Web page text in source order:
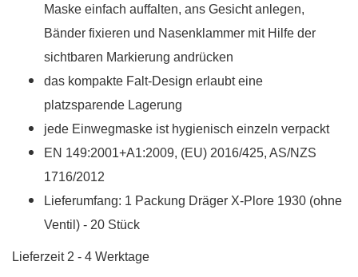
Maske einfach auffalten, ans Gesicht anlegen,
Bänder fixieren und Nasenklammer mit Hilfe der
sichtbaren Markierung andrücken
das kompakte Falt-Design erlaubt eine
platzsparende Lagerung
jede Einwegmaske ist hygienisch einzeln verpackt
EN 149:2001+A1:2009, (EU) 2016/425, AS/NZS
1716/2012
Lieferumfang: 1 Packung Dräger X-Plore 1930 (ohne
Ventil) - 20 Stück
Lieferzeit 2 - 4 Werktage